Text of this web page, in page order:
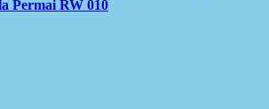
Permai RW 010